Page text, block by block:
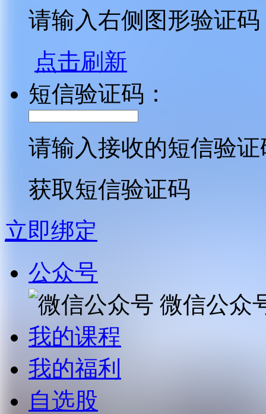
请输入右侧图形验证码
点击刷新
短信验证码：
请输入接收的短信验证
获取短信验证码
立即绑定
公众号
微信公众
我的课程
我的福利
自选股